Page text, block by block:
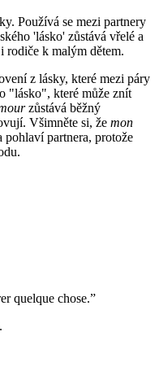
Používá se mezi partnery
'lásko' zůstává vřelé a
rodiče k malým dětem.
z lásky, které mezi páry
"lásko", které může znít
zůstává běžný
Všimněte si, že mon
pohlaví partnera, protože
quelque chose.”